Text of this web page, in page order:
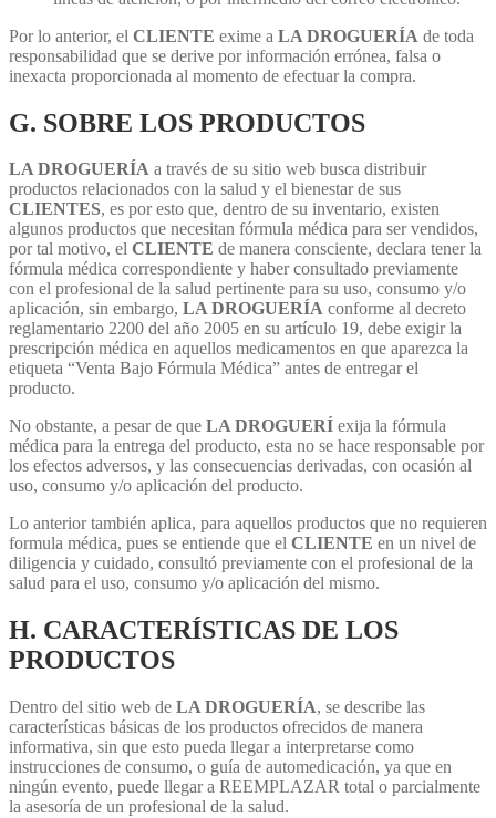
Por lo anterior, el CLIENTE exime a LA DROGUERÍA de toda
responsabilidad que se derive por información errónea, falsa o
inexacta proporcionada al momento de efectuar la compra.
G. SOBRE LOS PRODUCTOS
LA DROGUERÍA a través de su sitio web busca distribuir
productos relacionados con la salud y el bienestar de sus
CLIENTES, es por esto que, dentro de su inventario, existen
algunos productos que necesitan fórmula médica para ser vendidos,
por tal motivo, el CLIENTE de manera consciente, declara tener la
fórmula médica correspondiente y haber consultado previamente
con el profesional de la salud pertinente para su uso, consumo y/o
aplicación, sin embargo, LA DROGUERÍA conforme al decreto
reglamentario 2200 del año 2005 en su artículo 19, debe exigir la
prescripción médica en aquellos medicamentos en que aparezca la
etiqueta “Venta Bajo Fórmula Médica” antes de entregar el
producto.
No obstante, a pesar de que LA DROGUERÍ exija la fórmula
médica para la entrega del producto, esta no se hace responsable por
los efectos adversos, y las consecuencias derivadas, con ocasión al
uso, consumo y/o aplicación del producto.
Lo anterior también aplica, para aquellos productos que no requieren
formula médica, pues se entiende que el CLIENTE en un nivel de
diligencia y cuidado, consultó previamente con el profesional de la
salud para el uso, consumo y/o aplicación del mismo.
H. CARACTERÍSTICAS DE LOS
PRODUCTOS
Dentro del sitio web de LA DROGUERÍA, se describe las
características básicas de los productos ofrecidos de manera
informativa, sin que esto pueda llegar a interpretarse como
instrucciones de consumo, o guía de automedicación, ya que en
ningún evento, puede llegar a REEMPLAZAR total o parcialmente
la asesoría de un profesional de la salud.